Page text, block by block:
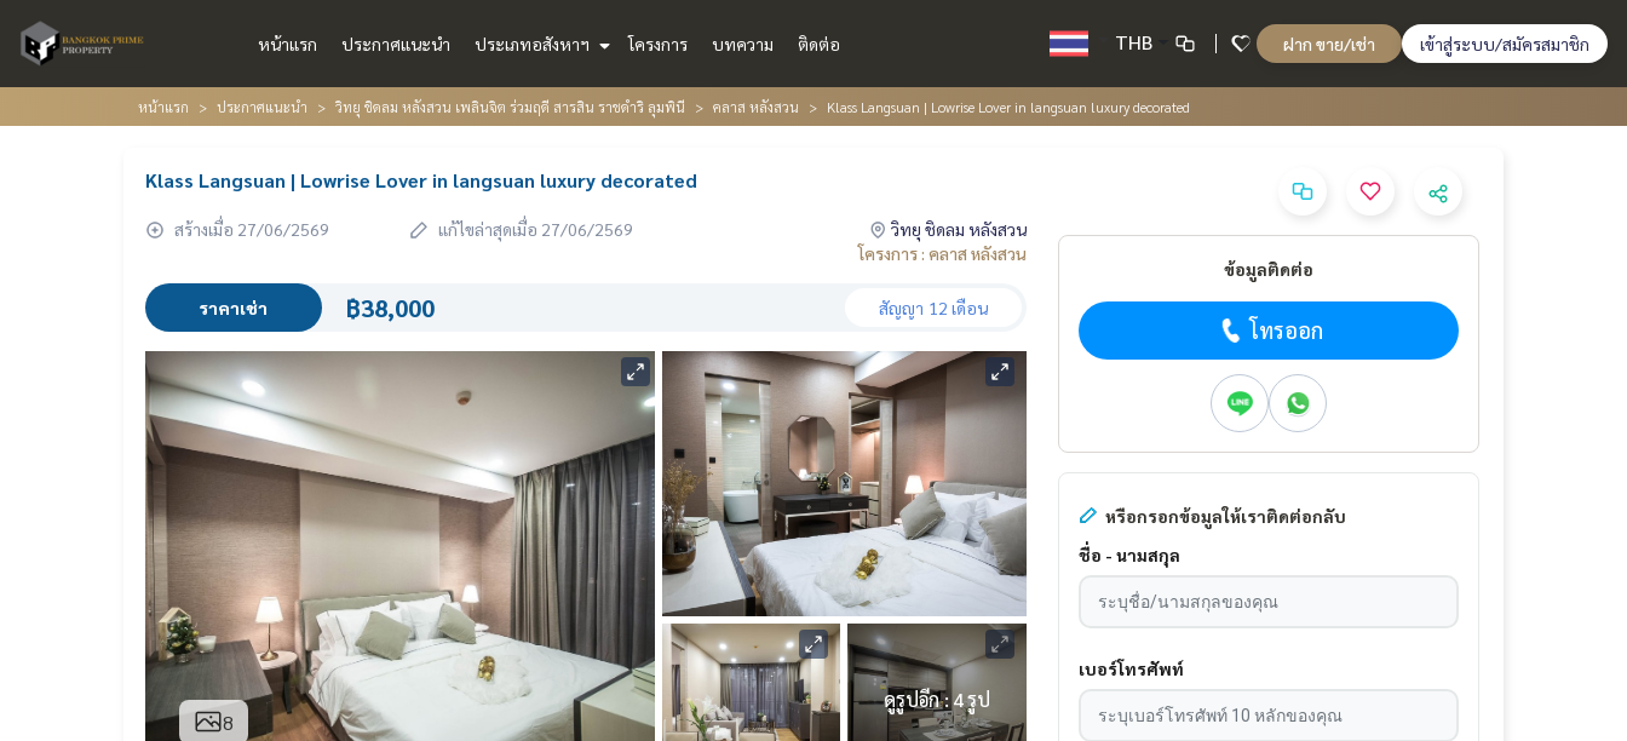
หน้าแรก ประกาศแนะนำ ประเภทอสังหาฯ โครงการ บทความ ติดต่อ THB ฝาก ขาย/เช่า เข้าสู่ระบบ/สมัครสมาชิก
หน้าแรก ประกาศแนะนำ วิทยุ ชิดลม หลังสวน เพลินจิต ร่วมฤดี สารสิน ราชดำริ ลุมพินี คลาส หลังสวน Klass Langsuan | Lowrise Lover in langsuan luxury decorated
Klass Langsuan | Lowrise Lover in langsuan luxury decorated
สร้างเมื่อ 27/06/2569 แก้ไขล่าสุดเมื่อ 27/06/2569
วิทยุ ชิดลม หลังสวน
โครงการ : คลาส หลังสวน
ราคาเช่า ฿38,000 สัญญา 12 เดือน
8
ดูรูปอีก : 4 รูป
ข้อมูลติดต่อ
โทรออก
หรือกรอกข้อมูลให้เราติดต่อกลับ
ชื่อ - นามสกุล
เบอร์โทรศัพท์